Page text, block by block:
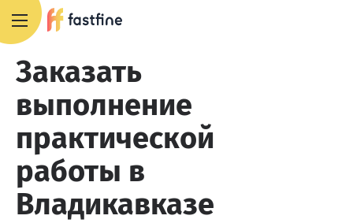
Заказать
выполнение
практической
работы в
Владикавказе